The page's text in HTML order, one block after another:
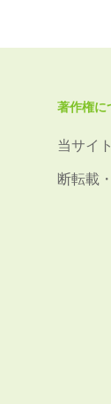
著作権に
当サイ
断転載